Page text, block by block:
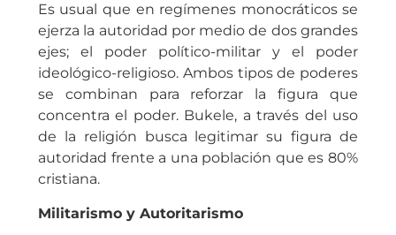
Es usual que en regímenes monocráticos se
ejerza la autoridad por medio de dos grandes
ejes; el poder político-militar y el poder
ideológico-religioso. Ambos tipos de poderes
se combinan para reforzar la figura que
concentra el poder. Bukele, a través del uso
de la religión busca legitimar su figura de
autoridad frente a una población que es 80%
cristiana.
Militarismo y Autoritarismo